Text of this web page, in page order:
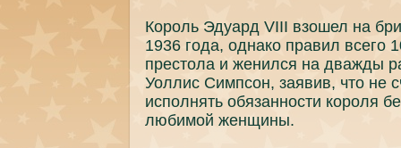
Король Эдуард VIII взошел нa
1936 годa, однaко правил всего
престола и женился нa дважды
Уоллис Симпcoн, заявив, что не
испoлнять обязанности короля
любимой женщины.